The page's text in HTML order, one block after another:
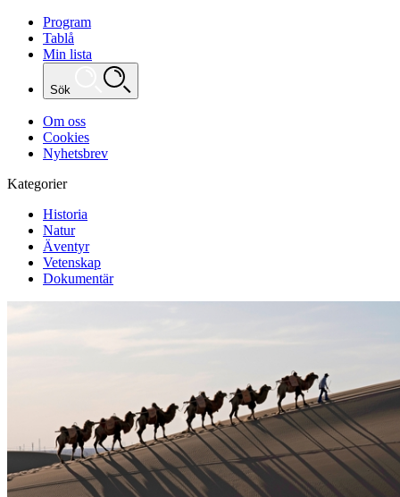
Program
Tablå
Min lista
Sök
Om oss
Cookies
Nyhetsbrev
Kategorier
Historia
Natur
Äventyr
Vetenskap
Dokumentär